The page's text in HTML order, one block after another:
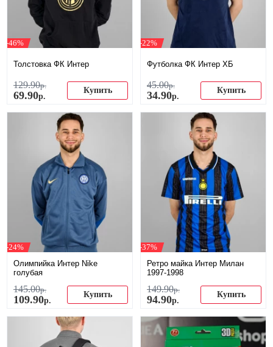
-46%
Толстовка ФК Интер
129.90р.
69.90р.
Купить
-22%
Футболка ФК Интер ХБ
45.00р.
34.90р.
Купить
-24%
Олимпийка Интер Nike
голубая
145.00р.
109.90р.
Купить
-37%
Ретро майка Интер Милан
1997-1998
149.90р.
94.90р.
Купить